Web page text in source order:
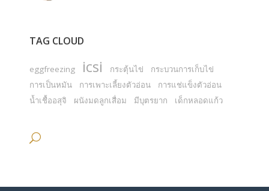
TAG CLOUD
eggfreezing icsi กระตุ้นไข่
กระบวนการเก็บไข่
การเป็นหมัน
การเพาะเลี้ยงตัวอ่อน
การแช่แข็งตัวอ่อน
น้ำเชื้ออสุจิ
ผนังมดลูกเสื่อม มีบุตรยาก เด็กหลอดแก้ว